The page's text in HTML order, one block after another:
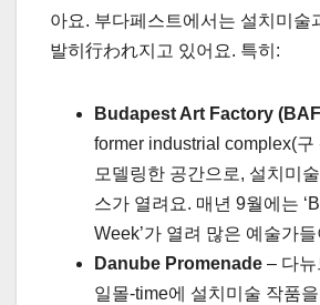
아요. 부다페스트에서는 설치미술
발히行われ지고 있어요. 특히:
Budapest Art Factory
former industrial complex(구
모델링한 공간으로, 설치미
스가 열려요. 매년 9월에는
Week’가 열려 많은 예술가
Danube Promenade – 다
일몰-time에 설치미술 작품